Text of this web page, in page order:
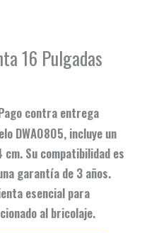
16 Pulgadas
contra entrega
DWA0805, incluye un
Su compatibilidad es
garantía de 3 años.
esencial para
al bricolaje.